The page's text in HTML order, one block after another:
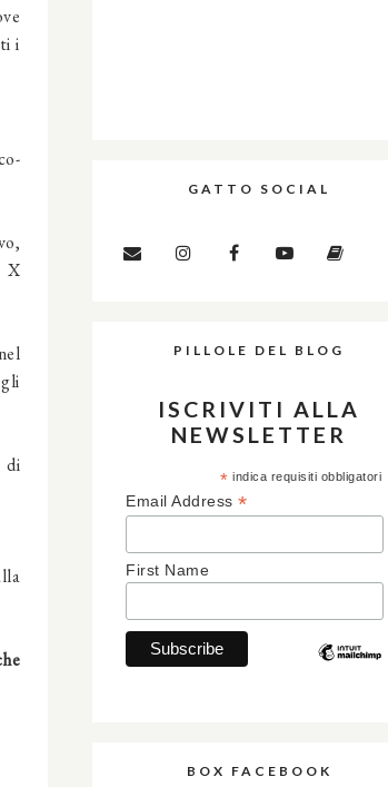
i
X
di
GATTO SOCIAL
PILLOLE DEL BLOG
ISCRIVITI ALLA
NEWSLETTER
* indica requisiti obbligatori
Email Address *
First Name
BOX FACEBOOK